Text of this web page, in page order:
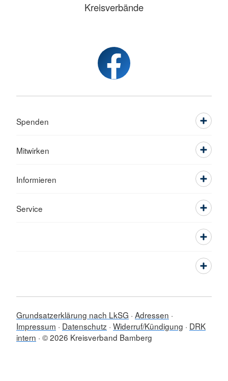
Kreisverbände
Spenden
Mitwirken
Informieren
Service
Grundsatzerklärung nach LkSG Adressen
Impressum
Datenschutz Widerruf/Kündigung
DRK
intern © 2026 Kreisverband Bamberg